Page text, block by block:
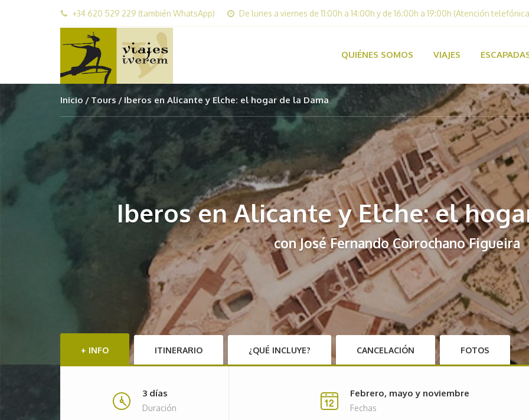
+34 620 529 229 (también WhatsApp) De lunes a viernes de 11:00h a 14:00h y de 16:00h a 19:00h (Atención
QUIÉNES SOMOS VIAJES
Inicio Tours Iberos en Alicante y Elche: el hogar de la Dama
Iberos en Alicante y Elche: el
con José Fernando Corrochano Figueira
+ INFO ITINERARIO ¿QUÉ INCLUYE? CANCELACIÓN FOTOS
3 días
Duración
Febrero, mayo y noviembre
Fechas